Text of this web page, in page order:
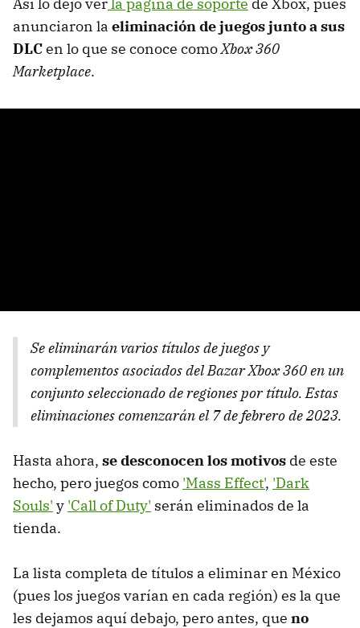
anunciaron la eliminación de juegos junto a sus
DLCen lo que se conoce comoXbox 360
Marketplace.
Se eliminarán varios títulos de juegos y
complementos asociados del Bazar Xbox 360 en un
conjunto seleccionado de regiones por título. Estas
eliminaciones comenzarán el 7 de febrero de 2023.
Hasta ahora, se desconocen los motivos de este
hecho, pero juegos como 'Mass Effect', 'Dark
Souls' y 'Call of Duty' serán eliminados de la
tienda.
La lista completa de títulos a eliminar en México
(pues los juegos varían en cada región) es la que
les dejamos aquí debajo, pero antes, que no